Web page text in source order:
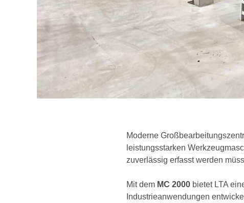
Moderne
leistungsstarken
zuverlässig erfasst werden
Mit dem MC 2000 bietet LTA
Industrieanwendungen